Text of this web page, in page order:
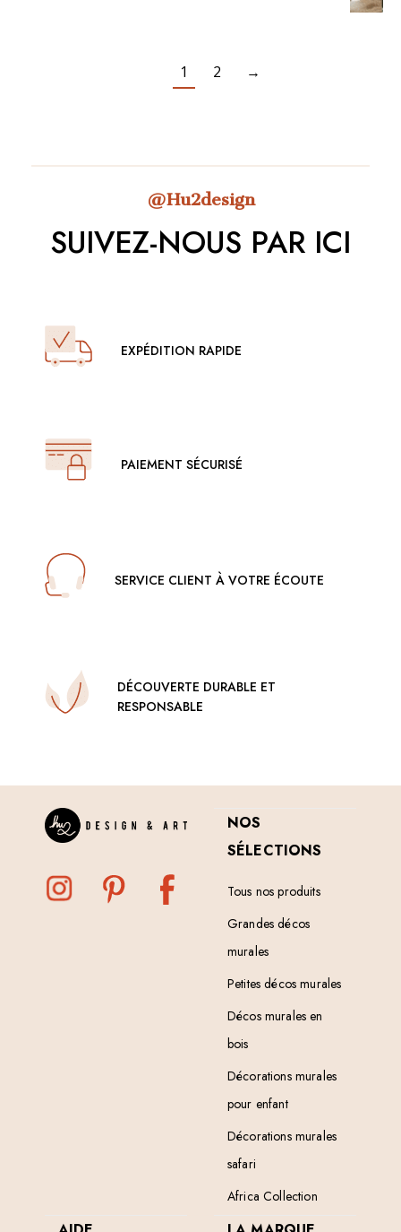
1 2 →
@Hu2design
SUIVEZ-NOUS PAR ICI
EXPÉDITION RAPIDE
PAIEMENT SÉCURISÉ
SERVICE CLIENT À VOTRE ÉCOUTE
DÉCOUVERTE DURABLE ET
RESPONSABLE
NOS
SÉLECTIONS
Tous nos produits
Grandes décos
murales
Petites décos murales
Décos murales en
bois
Décorations murales
pour enfant
Décorations murales
safari
Africa Collection